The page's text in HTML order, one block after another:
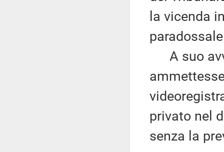
la vicenda
A suo
privato nel
senza la